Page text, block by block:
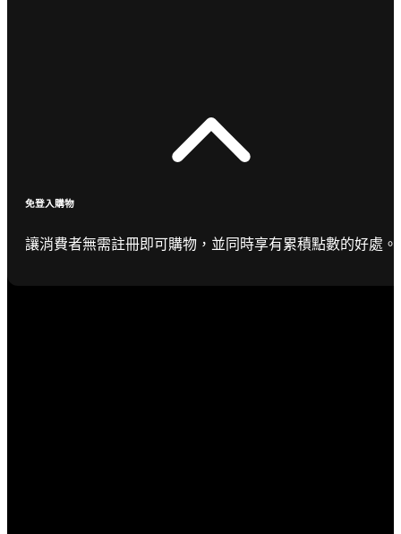
免登入購物
讓消費者無需註冊即可購物，並同時享有累積點數的好處。